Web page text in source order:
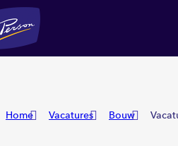
Home Vacatures Bouw